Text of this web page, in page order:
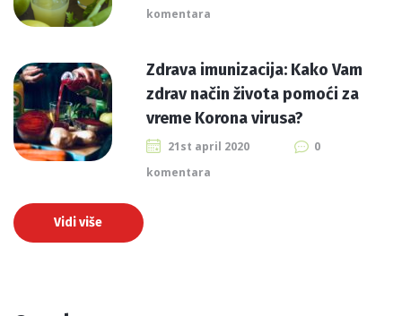
komentara
Zdrava imunizacija: Kako Vam
zdrav način života pomoći za
vreme Korona virusa?
21st april 2020
0
komentara
Vidi više